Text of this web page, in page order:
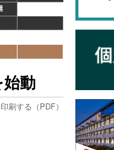
動
刷する（PDF）